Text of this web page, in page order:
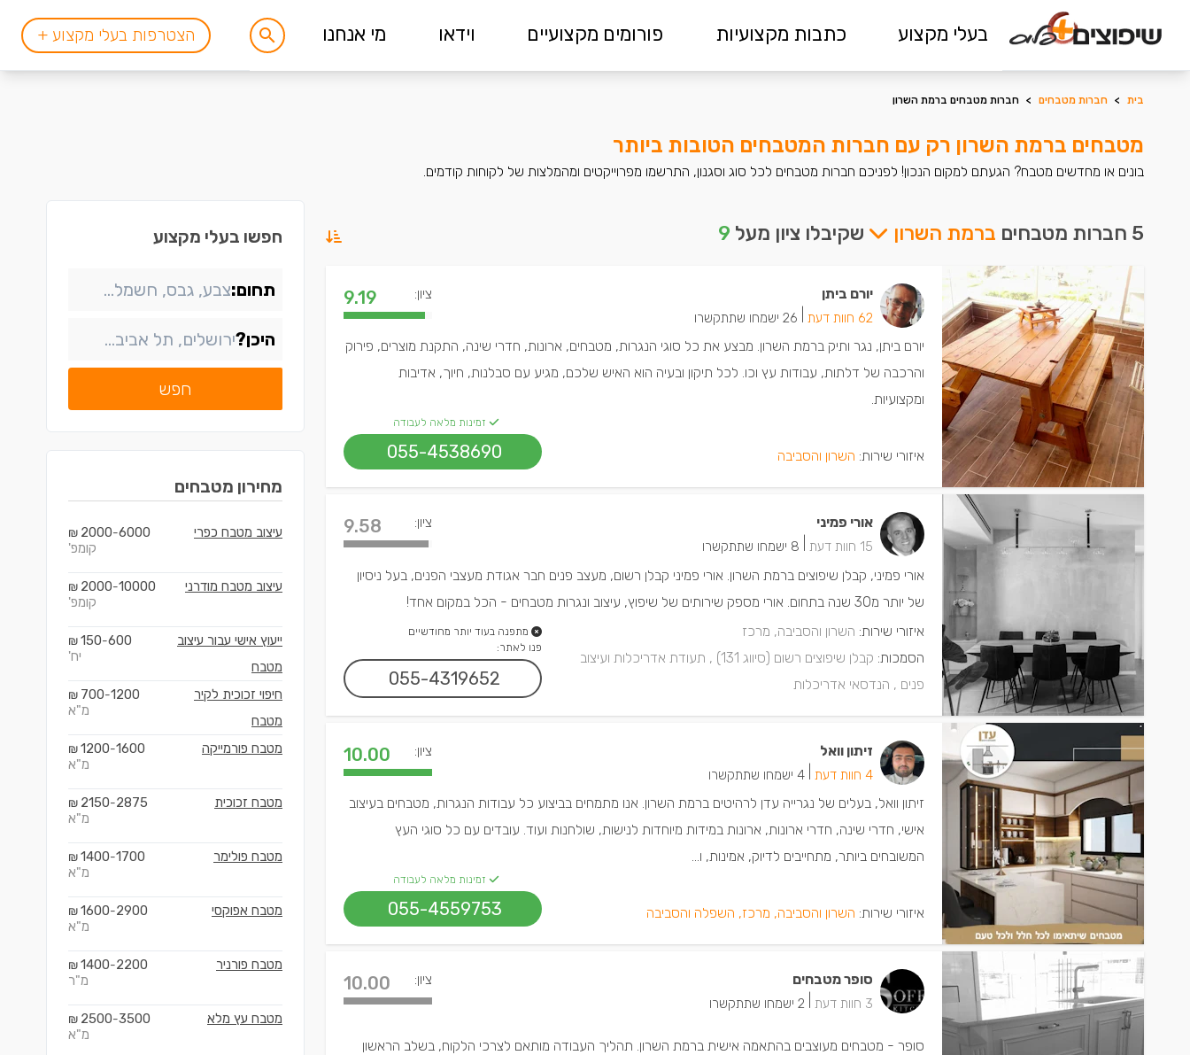
בעלי מקצוע כתבות מקצועיות פורומים מקצועיים וידאו מי אנחנו הצטרפות בעלי מקצוע +
בית > חברות מטבחים > חברות מטבחים ברמת השרון
מטבחים ברמת השרון רק עם חברות המטבחים הטובות ביותר
בונים או מחדשים מטבח? הגעתם למקום הנכון! לפניכם חברות מטבחים לכל סוג וסגנון, התרשמו מפרוייקטים ומהמלצות של לקוחות קודמים.
5 חברות מטבחים ברמת השרון שקיבלו ציון מעל 9
יורם ביתן
62 חוות דעת 26 ישמחו שתתקשרו
ציון: 9.19
יורם ביתן, נגר ותיק ברמת השרון. מבצע את כל סוגי הנגרות, מטבחים, ארונות, חדרי שינה, התקנת מוצרים, פירוק
והרכבה של דלתות, עבודות עץ וכו. לכל תיקון ובעיה הוא האיש שלכם, מגיע עם סבלנות, חיוך, אדיבות
ומקצועיות.
איזורי שירות: השרון והסביבה
זמינות מלאה לעבודה
055-4538690
אורי פמיני
15 חוות דעת 8 ישמחו שתתקשרו
ציון: 9.58
אורי פמיני, קבלן שיפוצים ברמת השרון. אורי פמיני קבלן רשום, מעצב פנים חבר אגודת מעצבי הפנים, בעל ניסיון
של יותר מ30 שנה בתחום. אורי מספק שירותים של שיפוץ, עיצוב ונגרות מטבחים - הכל במקום אחד!
איזורי שירות: השרון והסביבה, מרכז
הסמכות: קבלן שיפוצים רשום (סיווג 131) ,
תעודת אדריכלות ועיצוב
פנים , הנדסאי אדריכלות
מתפנה בעוד יותר מחודשיים
פנו לאתר:
055-4319652
זיתון וואל
4 חוות דעת 4 ישמחו שתתקשרו
ציון: 10.00
זיתון וואל, בעלים של נגרייה עדן לרהיטים ברמת השרון. אנו מתמחים בביצוע כל עבודות הנגרות, מטבחים בעיצוב
אישי, חדרי שינה, חדרי ארונות, ארונות במידות מיוחדות לנישות, שולחנות ועוד. עובדים עם כל סוגי העץ
המשובחים ביותר, מתחייבים לדיוק, אמינות, ו...
איזורי שירות: השרון והסביבה, מרכז, השפלה והסביבה
זמינות מלאה לעבודה
055-4559753
סופר מטבחים
3 חוות דעת 2 ישמחו שתתקשרו
ציון: 10.00
סופר - מטבחים מעוצבים בהתאמה אישית ברמת השרון. תהליך העבודה מותאם לצרכי הלקוח, בשלב הראשון
חפשו בעלי מקצוע
תחום:
היכן?
חפש
מחירון מטבחים
עיצוב מטבח כפרי 2000-6000
₪
קומפ'
עיצוב מטבח מודרני 2000-10000
₪
קומפ'
ייעוץ אישי עבור עיצוב
מטבח
150-600
₪
יח'
חיפוי זכוכית לקיר
מטבח
700-1200
₪
מ"א
מטבח פורמייקה 1200-1600
₪
מ"א
מטבח זכוכית 2150-2875
₪
מ"א
מטבח פולימר 1400-1700
₪
מ"א
מטבח אפוקסי 1600-2900
₪
מ"א
מטבח פורניר 1400-2200
₪
מ"ר
מטבח עץ מלא 2500-3500
₪
מ"א